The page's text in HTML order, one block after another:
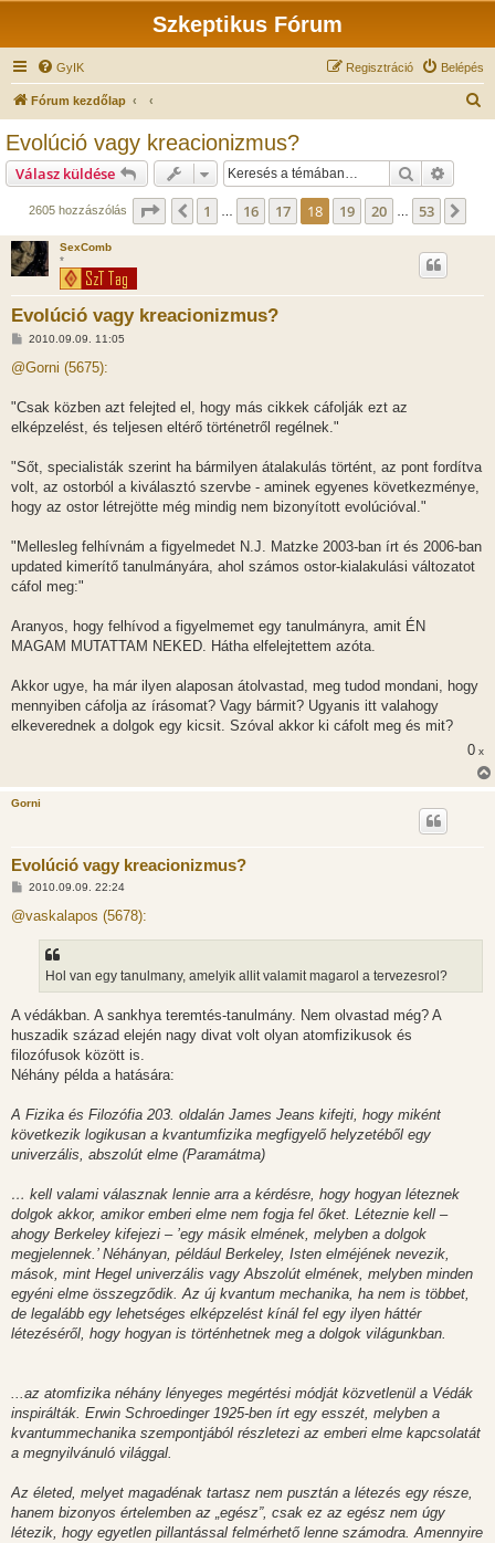
Szkeptikus Fórum
GyIK Belépés
Regisztráció
Fórum kezdőlap
Evolúció vagy kreacionizmus?
Válasz küldése Keresés
2605 hozzászólás Oldal:18 / 53
Előző
1 16 17 18 19 20 53
SexComb
*
Evolúció vagy kreacionizmus?
H
z
s
ó
s
2010.09.09. 11:05
@Gorni (5675):
"Csak közben azt felejted el, hogy más cikkek cáfolják ezt az
elképzelést, és teljesen eltérő történetről regélnek."
"Sőt, specialisták szerint ha bármilyen átalakulás történt, az pont fordítva
volt, az ostorból a kiválasztó szervbe - aminek egyenes következménye,
hogy az ostor létrejötte még mindig nem bizonyított evolúcióval."
"Mellesleg felhívnám a figyelmedet N.J. Matzke 2003-ban írt és 2006-ban
updated kimerítő tanulmányára, ahol számos ostor-kialakulási változatot
cáfol meg:"
Aranyos, hogy felhívod a figyelmemet egy tanulmányra, amit ÉN
MAGAM MUTATTAM NEKED. Hátha elfelejtettem azóta.
Akkor ugye, ha már ilyen alaposan átolvastad, meg tudod mondani, hogy
mennyiben cáfolja az írásomat? Vagy bármit? Ugyanis itt valahogy
elkeverednek a dolgok egy kicsit. Szóval akkor ki cáfolt meg és mit?
0 x
Gorni
Evolúció vagy kreacionizmus?
H
z
s
2010.09.09. 22:24
@vaskalapos (5678):
Hol van egy tanulmany, amelyik allit valamit magarol a tervezesrol?
A védákban. A sankhya teremtés-tanulmány. Nem olvastad még? A
huszadik század elején nagy divat volt olyan atomfizikusok és
filozófusok között is.
Néhány példa a hatására:
A Fizika és Filozófia 203. oldalán James Jeans kifejti, hogy miként
következik logikusan a kvantumfizika megfigyelő helyzetéből egy
univerzális, abszolút elme (Paramátma)
… kell valami válasznak lennie arra a kérdésre, hogy hogyan léteznek
dolgok akkor, amikor emberi elme nem fogja fel őket. Léteznie kell –
ahogy Berkeley kifejezi – ’egy másik elmének, melyben a dolgok
megjelennek.’ Néhányan, például Berkeley, Isten elméjének nevezik,
mások, mint Hegel univerzális vagy Abszolút elmének, melyben minden
egyéni elme összegződik. Az új kvantum mechanika, ha nem is többet,
de legalább egy lehetséges elképzelést kínál fel egy ilyen háttér
létezéséről, hogy hogyan is történhetnek meg a dolgok világunkban.
...az atomfizika néhány lényeges megértési módját közvetlenül a Védák
inspirálták. Erwin Schroedinger 1925-ben írt egy esszét, melyben a
kvantummechanika szempontjából részletezi az emberi elme kapcsolatát
a megnyilvánuló világgal.
Az életed, melyet magadénak tartasz nem pusztán a létezés egy része,
hanem bizonyos értelemben az „egész”, csak ez az egész nem úgy
létezik, hogy egyetlen pillantással felmérhető lenne számodra. Amennyire